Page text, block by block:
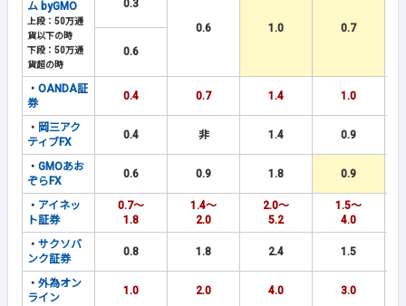
ム byGMO
上段：50万通
貨以下の時
下段：50万通
貨超の時
0.3
0.6
1.0
0.7
0.6
・ OANDA証
券
0.4 0.7 1.4 1.0
・ 岡三アク
ティブFX
0.4 非 1.4 0.9
・ GMOあお
ぞらFX
0.6 0.9 1.8 0.9
・ アイネッ
ト証券
0.7～
1.8
1.4～
2.0
2.0～
5.2
1.5～
4.0
・ サクソバ
ンク証券
0.8 1.8 2.4 1.5
・ 外為オン
ライン
1.0 2.0 4.0 3.0